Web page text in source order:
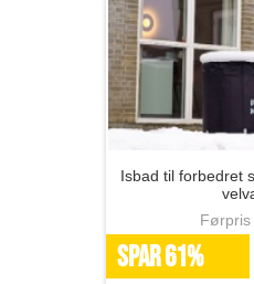
Isbad til forbedret
Førpris
SPAR 61%